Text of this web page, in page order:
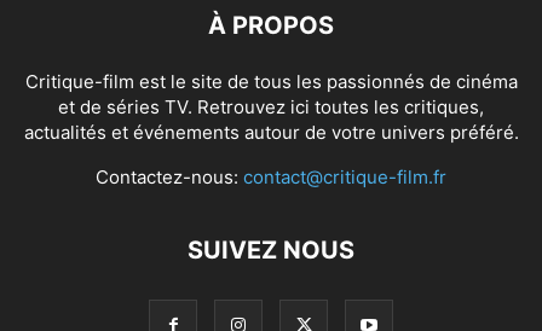
À PROPOS
Critique-film est le site de tous les passionnés de cinéma
et de séries TV. Retrouvez ici toutes les critiques,
actualités et événements autour de votre univers préféré.
Contactez-nous: contact@critique-film.fr
SUIVEZ NOUS